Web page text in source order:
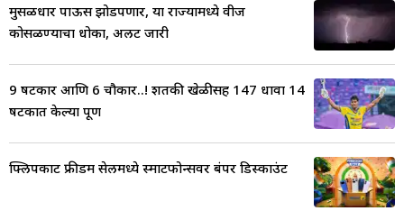
मुसळधार पाऊस झोडपणार, या राज्यामध्ये वीज
कोसळण्याचा धोका, अलर्ट जारी
9 षटकार आणि 6 चौकार..! शतकी खेळीसह 147 धावा 14
षटकात केल्या पूर्ण
फ्लिपकार्ट फ्रीडम सेलमध्ये स्मार्टफोन्सवर बंपर डिस्काउंट